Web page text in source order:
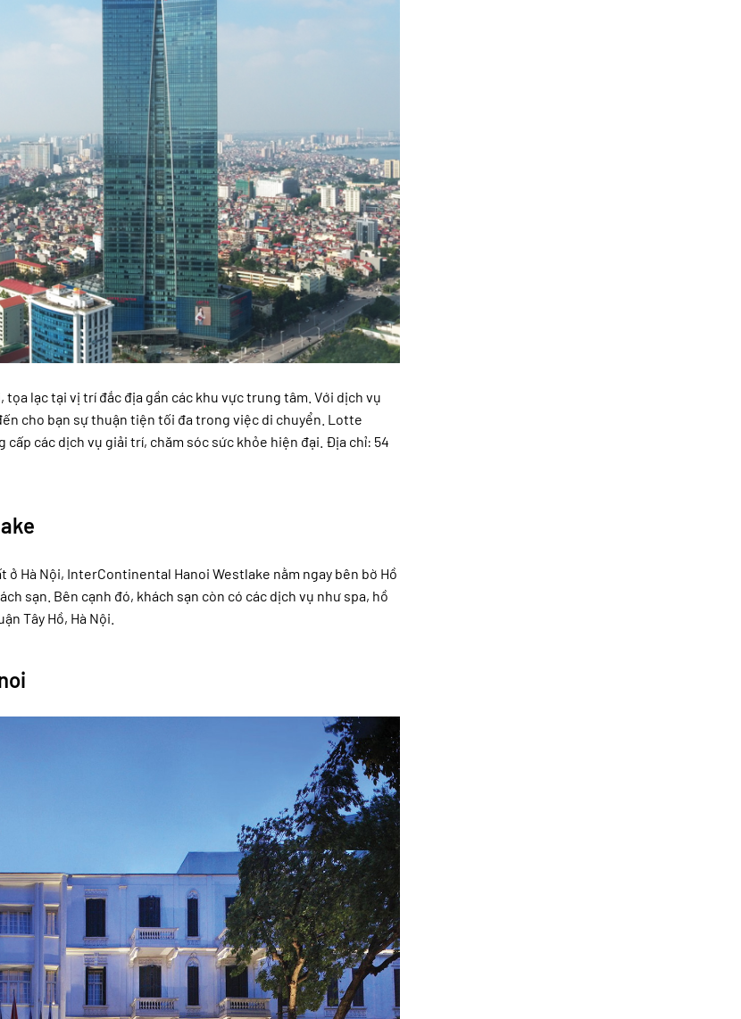
lạc tại vị trí đắc địa gần các khu vực trung tâm. Với dịch vụ
cho bạn sự thuận tiện tối đa trong việc di chuyển. Lotte
các dịch vụ giải trí, chăm sóc sức khỏe hiện đại. Địa chỉ: 54
Hà Nội, InterContinental Hanoi Westlake nằm ngay bên bờ Hồ
sạn. Bên cạnh đó, khách sạn còn có các dịch vụ như spa, hồ
Tây Hồ, Hà Nội.